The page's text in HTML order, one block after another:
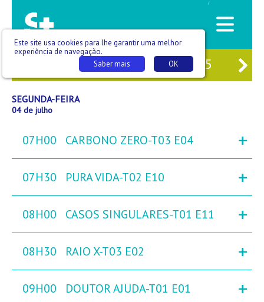
/
03 SEG04 TER 05 QUA
SEGUNDA-FEIRA
04 de julho
07H00 CARBONO ZERO-T03 E04 +
07H30 PURA VIDA-T02 E10 +
08H00 CASOS SINGULARES-T01 E11 +
08H30 RAIO X-T03 E02 +
09H00 DOUTOR AJUDA-T01 E01 +
Este site usa cookies para lhe garantir uma melhor
experiência de navegação.
OK
Saber mais